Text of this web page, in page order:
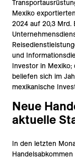
Mexiko
2024 auf 20,3 Mrd.
und
Investor in
beliefen sich im
mexikanische
Neue
aktuelle
In den letzten